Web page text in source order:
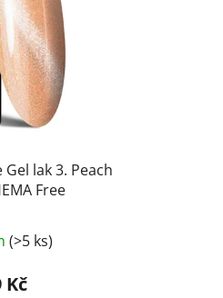
lak 3. Peach
Free
(>5 ks)
Kč